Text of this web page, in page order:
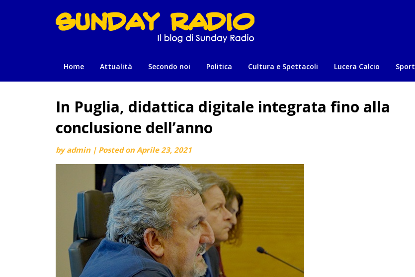
Home Attualità Secondo noi Politica Cultura e Spettacoli Lucera Calcio Sport
In Puglia, didattica digitale integrata fino alla
conclusione dell’anno
byadmin | Posted onAprile 23, 2021